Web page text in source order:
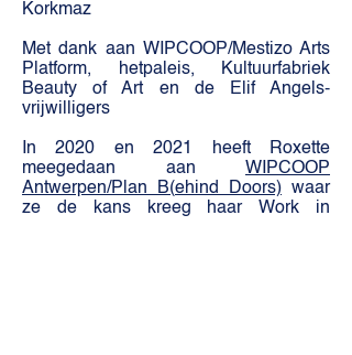
Korkmaz
Met dank aan WIPCOOP/Mestizo Arts
Platform, hetpaleis, Kultuurfabriek
Beauty of Art en de Elif Angels-
vrijwilligers
In 2020 en 2021 heeft Roxette
meegedaan aan WIPCOOP
Antwerpen/Plan B(ehind Doors) waar
ze de kans kreeg haar Work in